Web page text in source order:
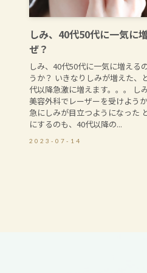
しみ、40代50代に一気に
ぜ？
しみ、40代50代に一気に増える
うか？ いきなりしみが増えた、
代以降急激に増えます。。。 し
美容外科でレーザーを受けようか
急にしみが目立つようになった
にするのも、40代以降の...
2023-07-14